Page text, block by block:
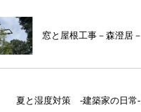
窓と屋根工事－森澄居－
夏と湿度対策 -建築家の日常-